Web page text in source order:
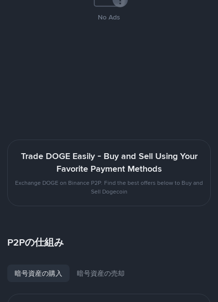
No Ads
Trade DOGE Easily - Buy and Sell Using Your
Favorite Payment Methods
Exchange DOGE on Binance P2P. Find the best offers below to Buy and
Sell Dogecoin
P2Pの仕組み
暗号資産の購入 暗号資産の売却